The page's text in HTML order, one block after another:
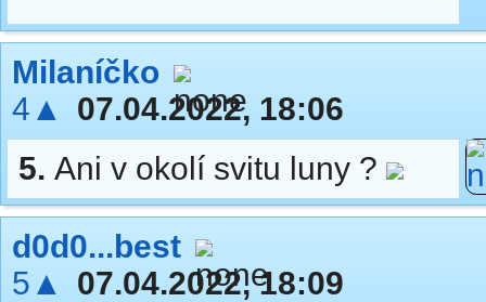
Milaníčko
4▲
07.04.2022, 18:06
5. Ani v okolí svitu luny ?
d0d0...best
5▲
07.04.2022, 18:09